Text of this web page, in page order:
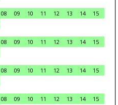
08 09 10 11 12 13 14
15
08 09 10 11 12 13 14
15
08 09 10 11 12 13 14
15
08 09 10 11 12 13 14
15